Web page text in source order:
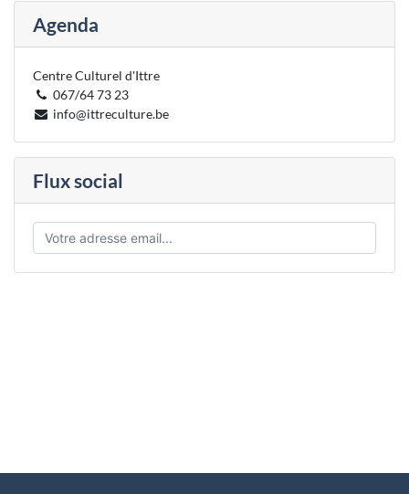
Agenda
Centre Culturel d'Ittre
067/64 73 23
info@ittreculture.be
Flux social